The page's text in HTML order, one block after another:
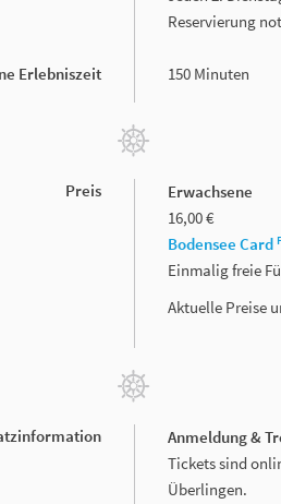
Reservierung
Erlebniszeit 150 Minuten
Preis
Erwachsene
16,00 €
Bodensee Card
Einmalig freie
Aktuelle Preise
Anmeldung &
Tickets sind
Überlingen.